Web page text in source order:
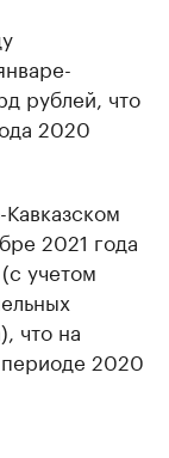
рублей, что
2020
Кавказском
2021 года
учетом
что на
2020